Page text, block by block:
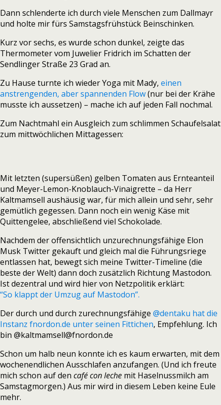
Dann schlenderte ich durch viele Menschen zum Dallmayr
und holte mir fürs Samstagsfrühstück Beinschinken.
Kurz vor sechs, es wurde schon dunkel, zeigte das
Thermometer vom Juwelier Fridrich im Schatten der
Sendlinger Straße 23 Grad an.
Zu Hause turnte ich wieder Yoga mit Mady, einen
anstrengenden, aber spannenden Flow(nur bei der Krähe
musste ich aussetzen) – mache ich auf jeden Fall nochmal.
Zum Nachtmahl ein Ausgleich zum schlimmen Schaufelsalat
zum mittwöchlichen Mittagessen:
Mit letzten (supersüßen) gelben Tomaten aus Ernteanteil
und Meyer-Lemon-Knoblauch-Vinaigrette – da Herr
Kaltmamsell aushäusig war, für mich allein und sehr, sehr
gemütlich gegessen. Dann noch ein wenig Käse mit
Quittengelee, abschließend viel Schokolade.
Nachdem der offensichtlich unzurechnungsfähige Elon
Musk Twitter gekauft und gleich mal die Führungsriege
entlassen hat, bewegt sich meine Twitter-Timeline (die
beste der Welt) dann doch zusätzlich Richtung Mastodon.
Ist dezentral und wird hier von Netzpolitik erklärt:
“So klappt der Umzug auf Mastodon”.
Der durch und durch zurechnungsfähige @dentaku hat die
Instanz fnordon.de unter seinen Fittichen, Empfehlung. Ich
bin @kaltmamsell@fnordon.de
Schon um halb neun konnte ich es kaum erwarten, mit dem
wochenendlichen Ausschlafen anzufangen. (Und ich freute
mich schon auf den café con leche mit Haselnussmilch am
Samstagmorgen.) Aus mir wird in diesem Leben keine Eule
mehr.